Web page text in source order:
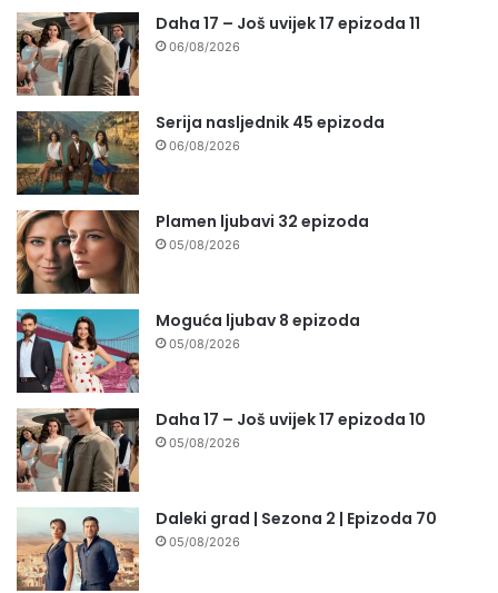
Daha 17 – Još uvijek 17 epizoda 11
06/08/2026
Serija nasljednik 45 epizoda
06/08/2026
Plamen ljubavi 32 epizoda
05/08/2026
Moguća ljubav 8 epizoda
05/08/2026
Daha 17 – Još uvijek 17 epizoda 10
05/08/2026
Daleki grad | Sezona 2 | Epizoda 70
05/08/2026